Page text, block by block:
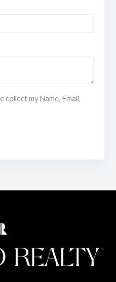
my Name, Email,